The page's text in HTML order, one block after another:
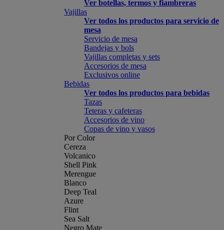
Ver botellas, termos y fiambreras
Vajillas
Ver todos los productos para servicio de
mesa
Servicio de mesa
Bandejas y bols
Vajillas completas y sets
Accesorios de mesa
Exclusivos online
Bebidas
Ver todos los productos para bebidas
Tazas
Teteras y cafeteras
Accesorios de vino
Copas de vino y vasos
Por Color
Cereza
Volcanico
Shell Pink
Merengue
Blanco
Deep Teal
Azure
Flint
Sea Salt
Negro Mate